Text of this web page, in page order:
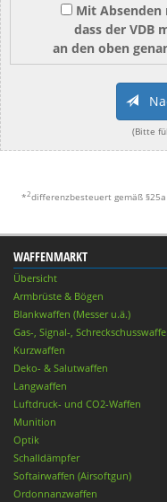
Mit Absenden
dass der VDB
an den oben
(Bitte
*2differenzbesteuert gemäß
WAFFENMARKT
Übersicht
Armbrüste & Bögen
Blankwaffen (Messer u.ä.)
Gas-, Signal-,
Kurzwaffen
Deko- & Salutwaffen
Langwaffen
Luftdruck- und CO2-Waffen
Munition
Optik
Schalldämpfer
Softairwaffen (Airsoftgun)
Ordonnanzwaffen